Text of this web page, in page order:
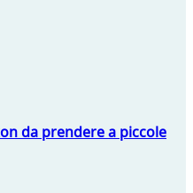
da prendere a piccole